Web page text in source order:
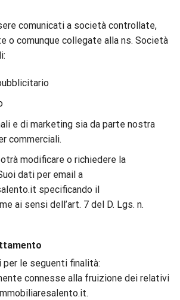
comunicati a società controllate,
o comunque collegate alla ns. Società
e di marketing sia da parte nostra
commerciali.
modificare o richiedere la
dati per email a
specificando il
ai sensi dell’art. 7 del D. Lgs. n.
le seguenti finalità:
connesse alla fruizione dei relativi